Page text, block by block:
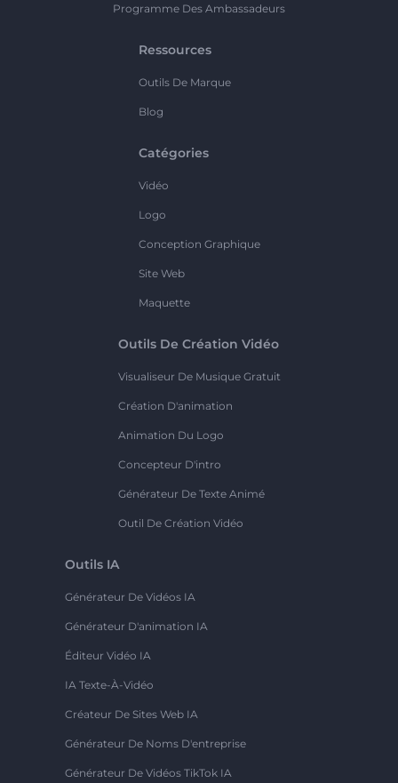
Programme Des Ambassadeurs
Ressources
Outils De Marque
Blog
Catégories
Vidéo
Logo
Conception Graphique
Site Web
Maquette
Outils De Création Vidéo
Visualiseur De Musique Gratuit
Création D'animation
Animation Du Logo
Concepteur D'intro
Générateur De Texte Animé
Outil De Création Vidéo
Outils IA
Générateur De Vidéos IA
Générateur D'animation IA
Éditeur Vidéo IA
IA Texte-À-Vidéo
Créateur De Sites Web IA
Générateur De Noms D'entreprise
Générateur De Vidéos TikTok IA